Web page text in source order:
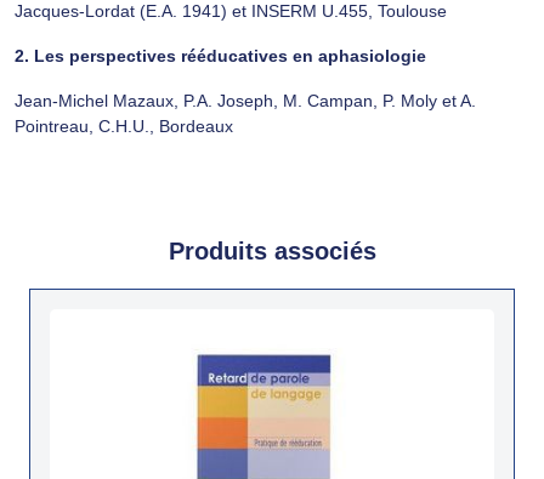
Jacques-Lordat (E.A. 1941) et INSERM U.455, Toulouse
2. Les perspectives rééducatives en aphasiologie
Jean-Michel Mazaux, P.A. Joseph, M. Campan, P. Moly et A.
Pointreau, C.H.U., Bordeaux
Produits associés